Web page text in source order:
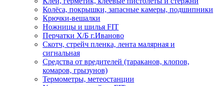
Колёса, покрышки, запасные камеры, подшипники
Крючки-вешалки
Ножницы и шилья FIT
Перчатки Х/Б г.Иваново
Скотч, стрейч пленка, лента малярная и
сигнальная
Средства от вредителей (тараканов, клопов,
комаров, грызунов)
Термометры, метеостанции